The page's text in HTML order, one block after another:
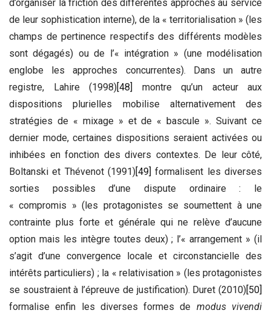
d’organiser la friction des différentes approches au service
de leur sophistication interne), de la « territorialisation » (les
champs de pertinence respectifs des différents modèles
sont dégagés) ou de l’« intégration » (une modélisation
englobe les approches concurrentes). Dans un autre
registre, Lahire (1998)[48]
montre qu’un acteur aux
dispositions plurielles mobilise alternativement des
stratégies de « mixage » et de « bascule ». Suivant ce
dernier mode, certaines dispositions seraient activées ou
inhibées en fonction des divers contextes. De leur côté,
Boltanski et Thévenot (1991)[49] formalisent les diverses
sorties possibles d’une dispute ordinaire : le
« compromis » (les protagonistes se soumettent à une
contrainte plus forte et générale qui ne relève d’aucune
option mais les intègre toutes deux) ; l’« arrangement » (il
s’agit d’une convergence locale et circonstancielle des
intérêts particuliers) ; la « relativisation » (les protagonistes
se soustraient à l’épreuve de justification). Duret (2010)[50]
formalise enfin les diverses formes de modus vivendi